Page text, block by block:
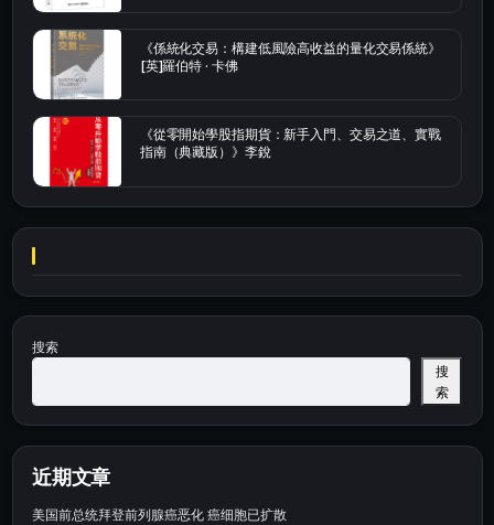
《係統化交易：構建低風險高收益的量化交易係統》
[英]羅伯特 · 卡佛
《從零開始學股指期貨：新手入門、交易之道、實戰
指南（典藏版）》李銳
搜索
搜
索
近期文章
美国前总统拜登前列腺癌恶化 癌细胞已扩散